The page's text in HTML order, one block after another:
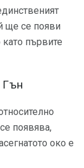
ще се появи
първите
Гън
появява,
око е